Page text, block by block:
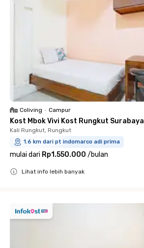
Coliving • Campur
Kost Mbok Vivi Kost Rungkut Surabaya
Kali Rungkut, Rungkut
1.6 km dari pt indomarco adi prima
mulai dari Rp1.550.000 /bulan
Lihat info lebih banyak